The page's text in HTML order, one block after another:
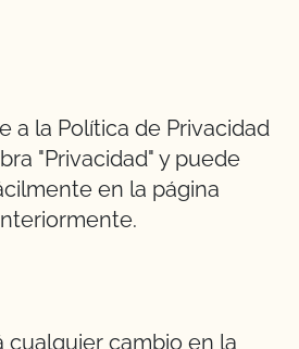
a la Política de Privacidad
"Privacidad" y puede
en la página
cualquier cambio en la